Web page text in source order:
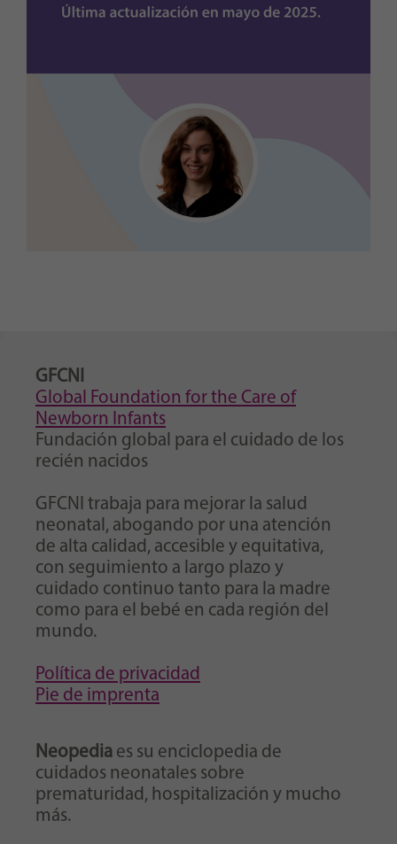
GFCNI
Global Foundation for the Care of
Newborn Infants
Fundación global para el cuidado de los
recién nacidos
GFCNI trabaja para mejorar la salud
neonatal, abogando por una atención
de alta calidad, accesible y equitativa,
con seguimiento a largo plazo y
cuidado continuo tanto para la madre
como para el bebé en cada región del
mundo.
Política de privacidad
Pie de imprenta
Neopedia es su enciclopedia de
cuidados neonatales sobre
prematuridad, hospitalización y mucho
más.